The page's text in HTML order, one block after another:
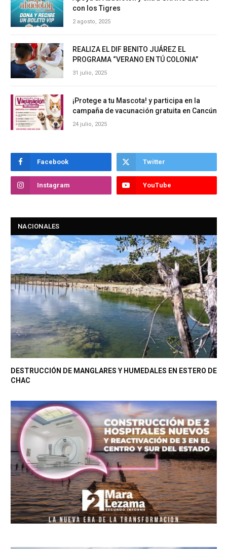
con los Tigres
2 agosto, 2025
REALIZA EL DIF BENITO JUÁREZ EL
PROGRAMA “VERANO EN TÚ COLONIA”
31 julio, 2025
¡Protege a tu Mascota! y participa en la
campaña de vacunación gratuita en Cancún
24 julio, 2025
Facebook Twitter
Instagram YouTube
NACIONALES
DESTRUCCIÓN DE MANGLARES Y HUMEDALES EN ESTERO DE
CHAC